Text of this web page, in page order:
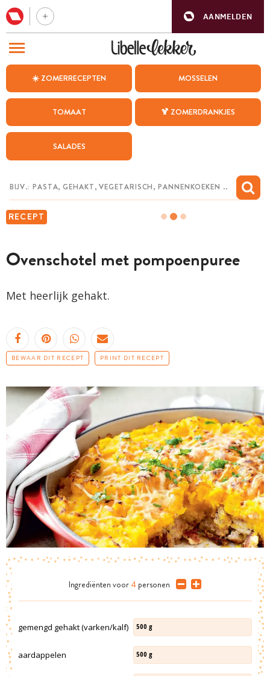
AANMELDEN
☀️ ZOMERRECEPTEN MOSSELEN
TOMAAT 🍹 ZOMERDRANKJES
SALADES
RECEPT
Ovenschotel met pompoenpuree
Met heerlijk gehakt.
BEWAAR DIT RECEPT PRINT DIT RECEPT
Ingrediënten voor 4 personen
gemengd gehakt (varken/kalf) 500 g
aardappelen 500 g
BEZOEK ONZE ANDERE WEBSITES
WEEKMENU
CHAT MET MAIA
MIJN BEWAARDE RECEPTEN